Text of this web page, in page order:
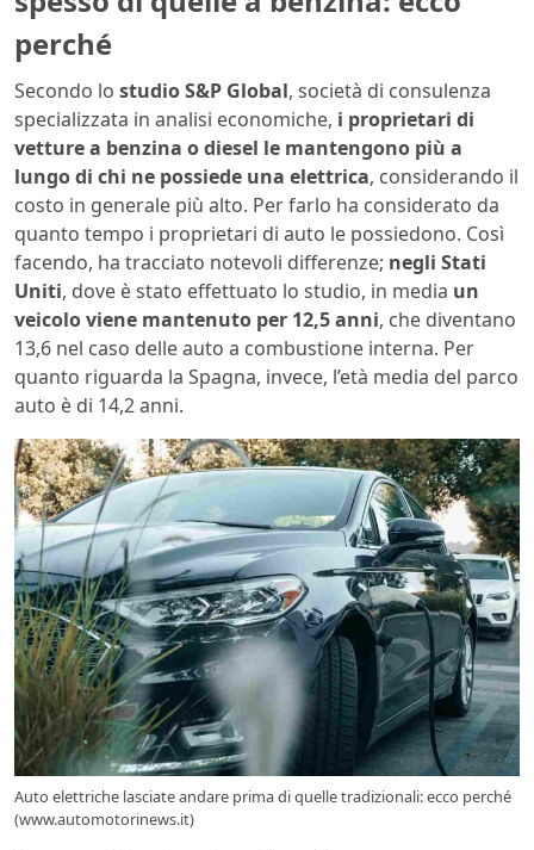
perché
Secondo lo studio S&P Global, società di consulenza
specializzata in analisi economiche, i proprietari di
vetture a benzina o diesel le mantengono più a
lungo di chi ne possiede una elettrica, considerando il
costo in generale più alto. Per farlo ha considerato da
quanto tempo i proprietari di auto le possiedono. Così
facendo, ha tracciato notevoli differenze; negli Stati
Uniti, dove è stato effettuato lo studio, in media un
veicolo viene mantenuto per 12,5 anni, che diventano
13,6 nel caso delle auto a combustione interna. Per
quanto riguarda la Spagna, invece, l’età media del parco
auto è di 14,2 anni.
Auto elettriche lasciate andare prima di quelle tradizionali: ecco perché
(www.automotorinews.it)